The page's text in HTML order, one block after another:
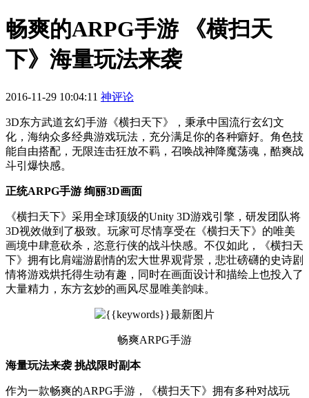
畅爽的ARPG手游 《横扫天
下》海量玩法来袭
2016-11-29 10:04:11 神评论
3D东方武道玄幻手游《横扫天下》，秉承中国流行玄幻文
化，海纳众多经典游戏玩法，充分满足你的各种癖好。角色技
能自由搭配，无限连击狂放不羁，召唤战神降魔荡魂，酷爽战
斗引爆快感。
正统ARPG手游 绚丽3D画面
《横扫天下》采用全球顶级的Unity 3D游戏引擎，研发团队将
3D视效做到了极致。玩家可尽情享受在《横扫天下》的唯美
画境中肆意砍杀，恣意行侠的战斗快感。不仅如此，《横扫天
下》拥有比肩端游剧情的宏大世界观背景，悲壮磅礴的史诗剧
情将游戏烘托得生动有趣，同时在画面设计和描绘上也投入了
大量精力，东方玄妙的画风尽显唯美韵味。
畅爽ARPG手游
海量玩法来袭 挑战限时副本
作为一款畅爽的ARPG手游，《横扫天下》拥有多种对战玩